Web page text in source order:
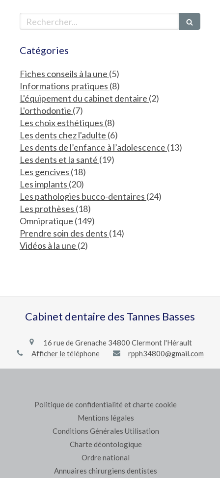
Rechercher
Catégories
Fiches conseils à la une (5)
Informations pratiques (8)
L'équipement du cabinet dentaire (2)
L'orthodontie (7)
Les choix esthétiques (8)
Les dents chez l'adulte (6)
Les dents de l’enfance à l’adolescence (13)
Les dents et la santé (19)
Les gencives (18)
Les implants (20)
Les pathologies bucco-dentaires (24)
Les prothèses (18)
Omnipratique (149)
Prendre soin des dents (14)
Vidéos à la une (2)
Cabinet dentaire des Tannes Basses
16 rue de Grenache 34800 Clermont l'Hérault
Afficher le téléphone
rpph34800@gmail.com
Politique de confidentialité et charte cookie
Mentions légales
Conditions Générales Utilisation
Charte déontologique
Ordre national
Annuaires chirurgiens dentistes